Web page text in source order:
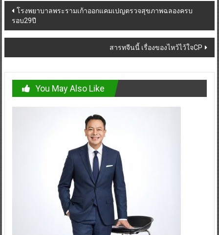
Post
navigation
โรงพยาบาลพระรามเก้าออกแคมเปญตรวจสุขภาพฉลองครบ
รอบ29ปี
สารทจีนนี้ เรื่องของไหว้ไว้ใจCP
You May Also Like